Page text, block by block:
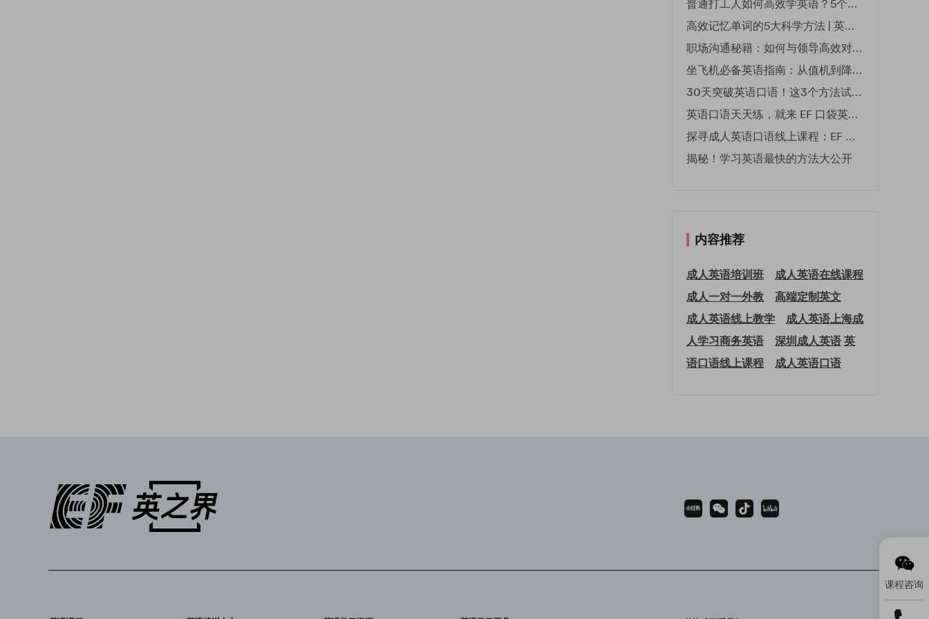
普通打工人如何高效学英语？5个实用技巧助你突破职场瓶颈
高效记忆单词的5大科学方法 | 英语学习必备技巧
职场沟通秘籍：如何与领导高效对话 | EF英孚职场指南
坐飞机必备英语指南：从值机到降落的全流程表达
30天突破英语口语！这3个方法试过的人都说有效
英语口语天天练，就来 EF 口袋英语微信小程序
探寻成人英语口语线上课程：EF 英孚教育凭什么领航
揭秘！学习英语最快的方法大公开
内容推荐
成人英语培训班
成人英语在线课程
成人一对一外教
高端定制英文
成人英语线上教学
成人英语上海成
人学习商务英语
深圳成人英语英
语口语线上课程
成人英语口语
课程咨询